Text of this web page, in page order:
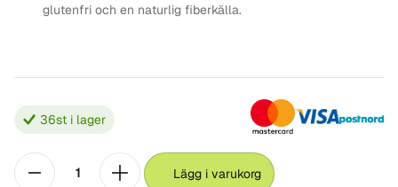
glutenfri och en naturlig fiberkälla.
36st i lager
Lägg i varukorg